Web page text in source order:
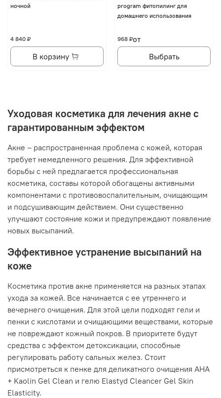
ночной
4 840 ₽
В корзину
program фитопилинг для
домашнего использования
от
968 ₽
Выбрать
Уходовая косметика для лечения акне с
гарантированным эффектом
Акне – распространенная проблема с кожей, которая
требует немедленного решения. Для эффективной
борьбы с ней предлагается профессиональная
косметика, составы которой обогащены активными
компонентами с противовоспалительным, очищающим
и подсушивающим действием. Они существенно
улучшают состояние кожи и предупреждают появление
новых высыпаний.
Эффективное устранение высыпаний на
коже
Косметика против акне применяется на разных этапах
ухода за кожей. Все начинается с ее утреннего и
вечернего очищения. Для этой цели подходят гели и
пенки с кислотами и очищающими веществами, которые
не повреждают кожный покров. В приоритете будут
средства с эффектом детоксикации, способные
регулировать работу сальных желез. Стоит
присмотреться к пенке для деликатного очищения AHA
+ Kaolin Gel Clean и гелю Elastyd Cleancer Gel Skin
Elasticity.